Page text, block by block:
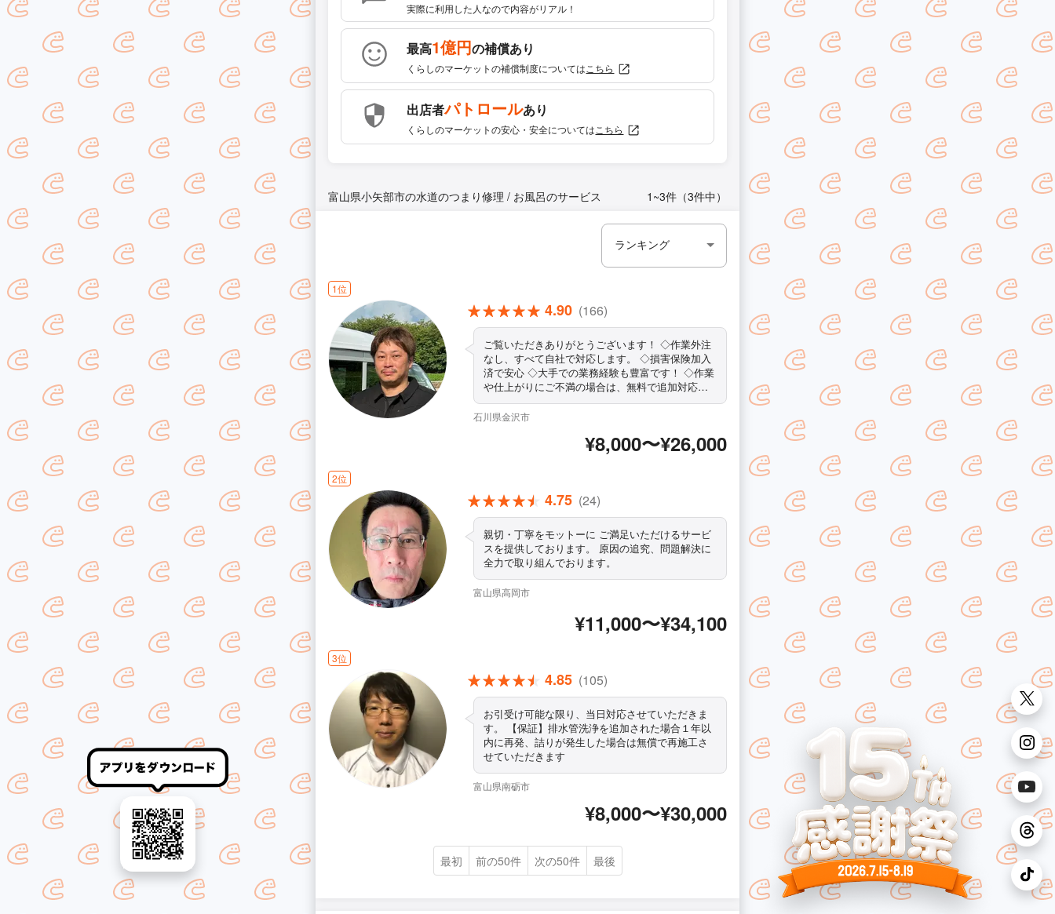
実際に利用した人なので内容がリアル！
最高1億円の補償あり
くらしのマーケットの補償制度については こちら
出店者パトロールあり
くらしのマーケットの安心・安全については こちら
富山県小矢部市の水道のつまり修理 / お風呂のサービス 1~3件（3件中）
1位
4.90 (166)
ご覧いただきありがとうございます！ ◇作業外注
なし、すべて自社で対応します。 ◇損害保険加入
済で安心 ◇大手での業務経験も豊富です！ ◇作業
や仕上がりにご不満の場合は、無料で追加対応い
たします。 ◇営業時間外・対応地域外でもご要望
お聞きします！ ◇精一杯対応します！ぜひ当店に
石川県金沢市
¥8,000〜¥26,000
2位
4.75 (24)
親切・丁寧をモットーに ご満足いただけるサービ
スを提供しております。 原因の追究、問題解決に
全力で取り組んでおります。
富山県高岡市
¥11,000〜¥34,100
3位
4.85 (105)
お引受け可能な限り、当日対応させていただきま
す。 【保証】排水管洗浄を追加された場合１年以
内に再発、詰りが発生した場合は無償で再施工さ
せていただきます
富山県南砺市
¥8,000〜¥30,000
最初 前の50件 次の50件 最後